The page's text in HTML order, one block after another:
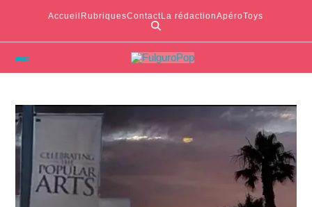
Accueil RubriquesContactLa rédactionApéroToys